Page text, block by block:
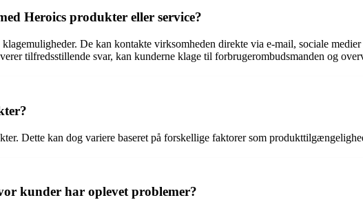
Heroics produkter eller service?
De kan kontakte virksomheden direkte via e-mail, sociale
tilfredsstillende svar, kan kunderne klage til forbrugerombudsmanden og
Dette kan dog variere baseret på forskellige faktorer som
kunder har oplevet problemer?